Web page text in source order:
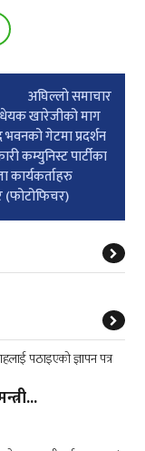
अघिल्लाे समाचार
खारेजीको माग
गेटमा प्रदर्शन
कम्युनिस्ट पार्टीका
कार्यकर्ताहरु
(फोटोफिचर)